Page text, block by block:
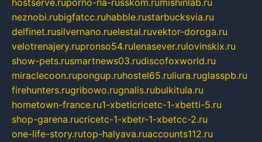
hostserve.ruporno-na-russkom.rumishinlab.ru
neznobi.rubigfatcc.ruhabble.rustarbucksvia.ru
delfinet.rusilvernano.ruelestal.ruvektor-doroga.ru
velotrenajery.rupronso54.rulenasever.rulovinskix.ru
show-pets.rusmartnews03.rudiscofoxworld.ru
miraclecoon.rupongup.ruhostel65.ruliura.ruglasspb.ru
firehunters.rugribowo.rugnalis.rubulkitula.ru
hometown-france.ru1-xbeticricetc-1-xbetti-5.ru
shop-garena.rucricetc-1-xbetr-1-xbetcc-2.ru
one-life-story.rutop-halyava.ruaccounts112.ru